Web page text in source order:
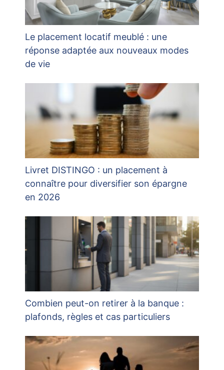
Le placement locatif meublé : une
réponse adaptée aux nouveaux modes
de vie
Livret DISTINGO : un placement à
connaître pour diversifier son épargne
en 2026
Combien peut-on retirer à la banque :
plafonds, règles et cas particuliers